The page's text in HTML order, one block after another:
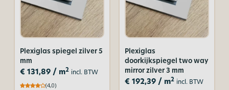
Plexiglas spiegel zilver 5
mm
€ 131,89/ m2 incl. BTW
(4,0)
Plexiglas
doorkijkspiegel two way
mirror zilver 3 mm
€ 192,39/ m2 incl. BTW